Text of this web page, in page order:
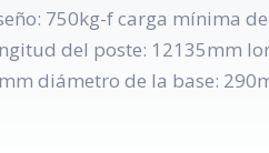
750kg-f carga mínima
del poste: 12135mm
diámetro de la base: